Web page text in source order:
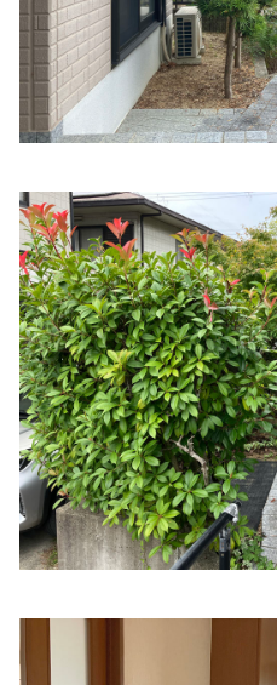
見る
松岡医院
住所:和歌山県橋本市高野口
植阪クリニック
前田内科
住所:和歌山県橋本市高野口
虎谷内科小児科医院
住所:和歌山県橋本市高野口
森下クリニック
住所:和歌山県橋本市高野口
栗山クリニック
住所:和歌山県橋本市高野口
こころの郷クリニック
住所:和歌山県橋本市高野口
る
辻本クリニック＆辻本歯科ク
メディケアはしもと
和歌山県橋本市神野々